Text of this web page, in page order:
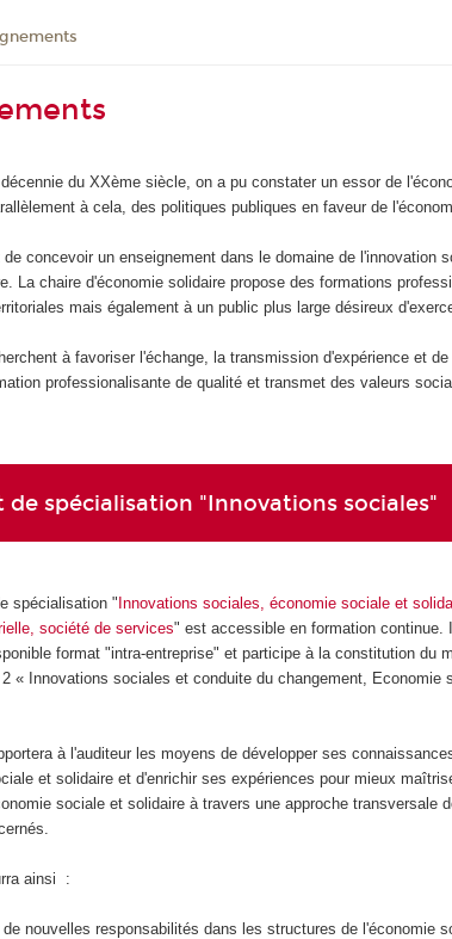
du XXème siècle, on a pu constater un essor de
à cela, des politiques publiques en faveur de
concevoir un enseignement dans le domaine de l'innovation
La chaire d'économie solidaire propose des formations
mais également à un public plus large désireux
à favoriser l'échange, la transmission d'expérience et
professionalisante de qualité et transmet des valeurs
de spécialisation "Innovations sociales"
spécialisation "Innovations sociales, économie sociale et
société de services" est accessible en formation continue.
format "intra-entreprise" et participe à la constitution du
« Innovations sociales et conduite du changement, Economie
à l'auditeur les moyens de développer ses
et solidaire et d'enrichir ses expériences pour mieux
sociale et solidaire à travers une approche transversale
ainsi :
de nouvelles responsabilités dans les structures de l'économie